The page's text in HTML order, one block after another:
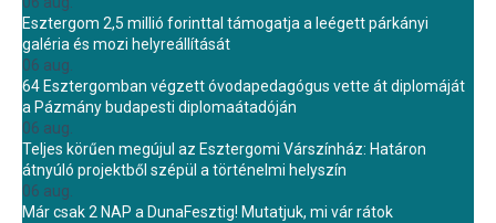
Esztergom 2,5 millió forinttal támogatja a leégett párkányi
galéria és mozi helyreállítását
06 aug.
64 Esztergomban végzett óvodapedagógus vette át diplomáját
a Pázmány budapesti diplomaátadóján
06 aug.
Teljes körűen megújul az Esztergomi Várszínház: Határon
átnyúló projektből szépül a történelmi helyszín
06 aug.
Már csak 2 NAP a DunaFesztig! Mutatjuk, mi vár rátok